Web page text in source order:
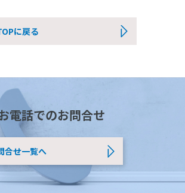
に戻る
電話でのお問合せ
合せ一覧へ